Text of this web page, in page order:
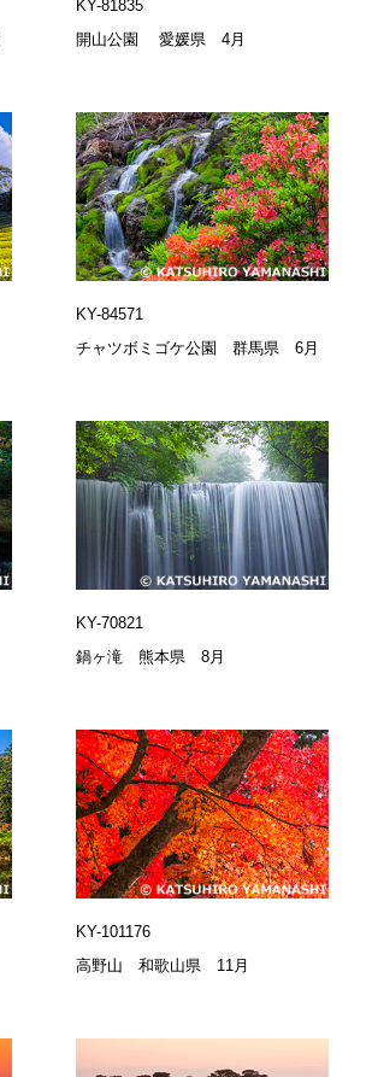
KY-81835
開山公園 愛媛県 4月
KY-84571
チャツボミゴケ公園 群馬県 6月
KY-70821
鍋ヶ滝 熊本県 8月
KY-101176
高野山 和歌山県 11月